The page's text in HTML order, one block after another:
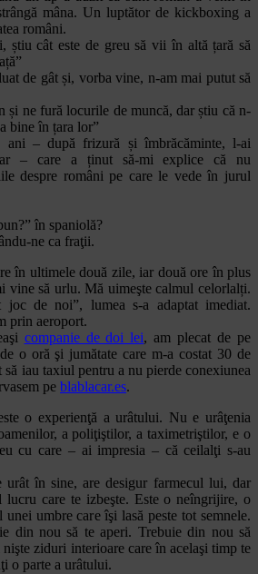
mâna. Un luptător de kickboxing a
români.
știu cât este de greu să vii în altă țară să
de gât și, vorba vine, n-am mai putut să
și ne fură locurile de muncă, dar știu că n-
bine în țara lor”
– după frizură și îmbrăcăminte, l-ai
– care a ținut să-mi explice că nu
despre români pe care le vede în jurul
în spaniolă?
ne ca fraţii.
în ultimele două zile, iar două ore în plus
vine să urlu. Mă uimeşte calmul celorlalți.
de noi”, lumea s-a adaptat imediat.
prin aeroport.
companie de doi lei, am plecat de pe
o oră şi jumătate care m-a costat 30 de
iau taxiul pentru a nu pierde conexiunea
pe blablacar.es.
o experienţă a urâtului. Nu e urâţenia
a poliţiştilor, a taximetriştilor, e o
cu care – ai impresia – că ceilalţi s-au
urât în sine, are desigur farmecul lui, dar
care te izbeşte. Este o neîngrijire, o
umbre care îşi lasă peste tot semnele.
din nou să te aperi. Trebuie din nou să
ziduri interioare care în acelaşi timp te
o parte a urâtului.